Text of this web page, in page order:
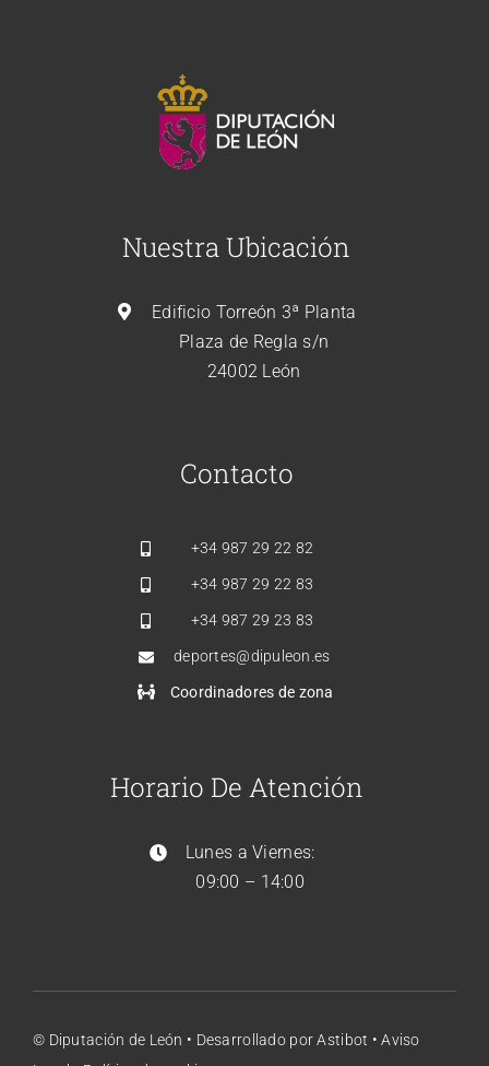
Nuestra Ubicación
Edificio Torreón 3ª Planta
Plaza de Regla s/n
24002 León
Contacto
+34 987 29 22 82
+34 987 29 22 83
+34 987 29 23 83
deportes@dipuleon.es
Coordinadores de zona
Horario De Atención
Lunes a Viernes:
09:00 – 14:00
© Diputación de León • Desarrollado por Astibot •Aviso